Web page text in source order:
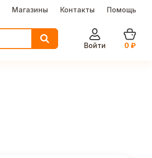
Магазины Контакты Помощь
Войти
0 ₽